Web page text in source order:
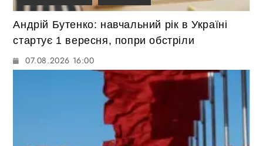
Андрій Бутенко: навчальний рік в Україні
стартує 1 вересня, попри обстріли
07.08.2026 16:00